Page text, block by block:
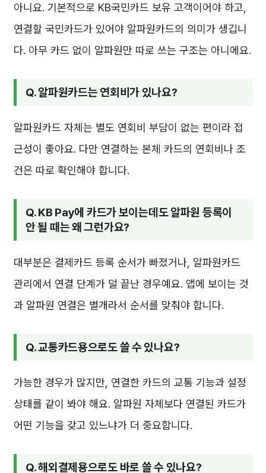
아니요. 기본적으로 KB국민카드 보유 고객이어야 하고,
연결할 국민카드가 있어야 알파원카드의 의미가 생깁니
다. 아무 카드 없이 알파원만 따로 쓰는 구조는 아니에요.
Q. 알파원카드는 연회비가 있나요?
알파원카드 자체는 별도 연회비 부담이 없는 편이라 접
근성이 좋아요. 다만 연결하는 본체 카드의 연회비나 조
건은 따로 확인해야 합니다.
Q. KB Pay에 카드가 보이는데도 알파원 등록이
안 될 때는 왜 그런가요?
대부분은 결제카드 등록 순서가 빠졌거나, 알파원카드
관리에서 연결 단계가 덜 끝난 경우예요. 앱에 보이는 것
과 알파원 연결은 별개라서 순서를 맞춰야 합니다.
Q. 교통카드용으로도 쓸 수 있나요?
가능한 경우가 많지만, 연결한 카드의 교통 기능과 설정
상태를 같이 봐야 해요. 알파원 자체보다 연결된 카드가
어떤 기능을 갖고 있느냐가 더 중요합니다.
Q. 해외결제용으로도 바로 쓸 수 있나요?